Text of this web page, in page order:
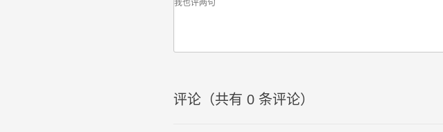
评论（共有 0 条评论）